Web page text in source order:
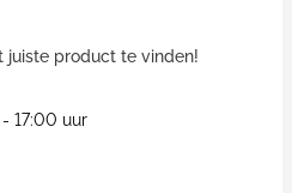
juiste product te vinden!
17:00 uur